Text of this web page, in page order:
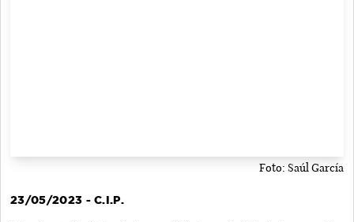
Foto: Saúl García
23/05/2023 - C.I.P.